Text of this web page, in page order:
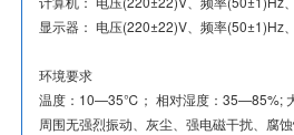
显示器： 电压(220±22)V、频率(50±1)Hz
环境要求
温度：10—35℃； 相对湿度：35—85%;
周围无强烈振动、灰尘、强电磁干扰、腐